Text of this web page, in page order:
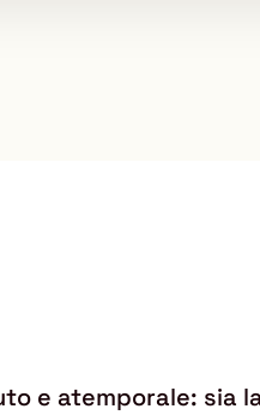
e atemporale: sia